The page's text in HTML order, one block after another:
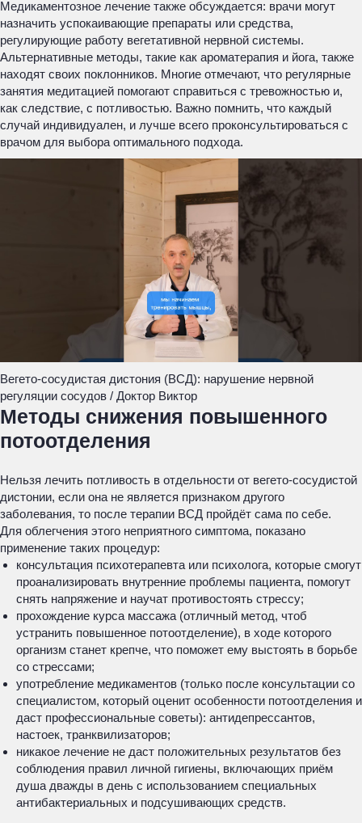
Медикаментозное лечение также обсуждается: врачи могут
назначить успокаивающие препараты или средства,
регулирующие работу вегетативной нервной системы.
Альтернативные методы, такие как ароматерапия и йога, также
находят своих поклонников. Многие отмечают, что регулярные
занятия медитацией помогают справиться с тревожностью и,
как следствие, с потливостью. Важно помнить, что каждый
случай индивидуален, и лучше всего проконсультироваться с
врачом для выбора оптимального подхода.
Вегето-сосудистая дистония (ВСД): нарушение нервной
регуляции сосудов / Доктор Виктор
Методы снижения повышенного
потоотделения
Нельзя лечить потливость в отдельности от вегето-сосудистой
дистонии, если она не является признаком другого
заболевания, то после терапии ВСД пройдёт сама по себе.
Для облегчения этого неприятного симптома, показано
применение таких процедур:
консультация психотерапевта или психолога, которые смогут
проанализировать внутренние проблемы пациента, помогут
снять напряжение и научат противостоять стрессу;
прохождение курса массажа (отличный метод, чтоб
устранить повышенное потоотделение), в ходе которого
организм станет крепче, что поможет ему выстоять в борьбе
со стрессами;
употребление медикаментов (только после консультации со
специалистом, который оценит особенности потоотделения и
даст профессиональные советы): антидепрессантов,
настоек, транквилизаторов;
никакое лечение не даст положительных результатов без
соблюдения правил личной гигиены, включающих приём
душа дважды в день с использованием специальных
антибактериальных и подсушивающих средств.